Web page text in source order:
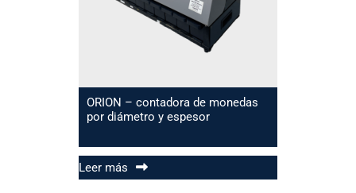
ORION – contadora de monedas
por diámetro y espesor
Leer más